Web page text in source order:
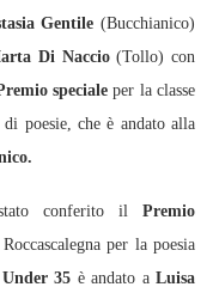
Gentile (Bucchianico)
Di Naccio(Tollo) con
speciale per la classe
poesie, che è andato alla
conferito ilPremio
per la poesia
35 è andato aLuisa